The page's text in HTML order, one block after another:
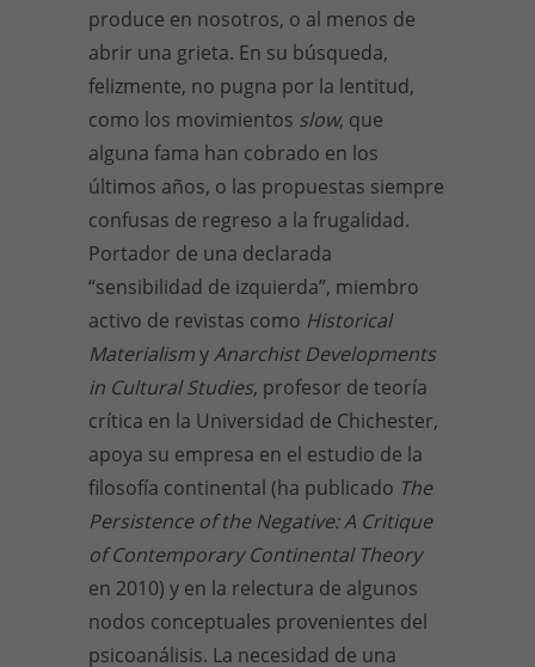
produce en nosotros, o al menos de
abrir una grieta. En su búsqueda,
felizmente, no pugna por la lentitud,
como los movimientos slow, que
alguna fama han cobrado en los
últimos años, o las propuestas siempre
confusas de regreso a la frugalidad.
Portador de una declarada
“sensibilidad de izquierda”, miembro
activo de revistas como Historical
MaterialismyAnarchist Developments
in Cultural Studies, profesor de teoría
crítica en la Universidad de Chichester,
apoya su empresa en el estudio de la
filosofía continental (ha publicado The
Persistence of the Negative: A Critique
of Contemporary Continental Theory
en 2010) y en la relectura de algunos
nodos conceptuales provenientes del
psicoanálisis. La necesidad de una